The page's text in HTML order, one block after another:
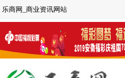
乐商网_商业资讯网站